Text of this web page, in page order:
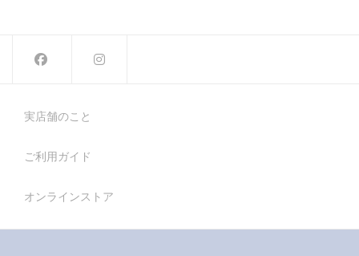
実店舗のこと
ご利用ガイド
オンラインストア